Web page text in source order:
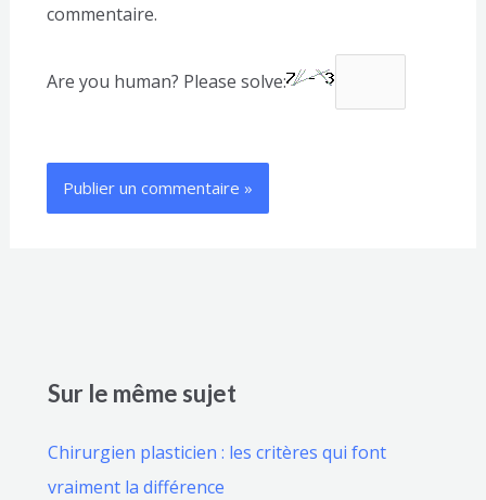
commentaire.
Are you human? Please solve:
Sur le même sujet
Chirurgien plasticien : les critères qui font
vraiment la différence